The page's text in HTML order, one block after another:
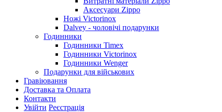
Аксесуари Zippo
Ножі Victorinox
Dalvey - чоловічі подарунки
Годинники
Годинники Timex
Годинники Victorinox
Годинники Wenger
Подарунки для військових
Гравіювання
Доставка та Оплата
Контакти
Увійти Реєстрація